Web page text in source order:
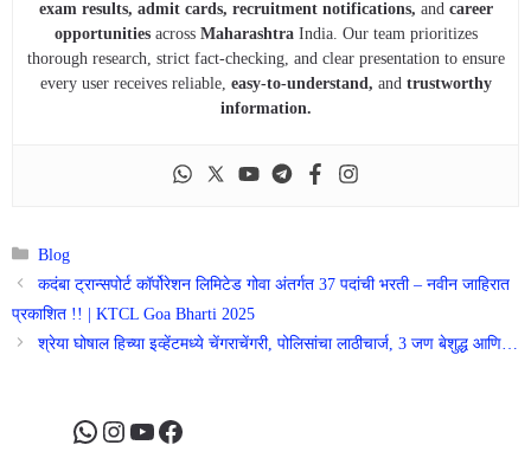
exam results, admit cards, recruitment notifications, and career
opportunitiesacross MaharashtraIndia. Our team prioritizes
thorough research, strict fact-checking, and clear presentation to ensure
every user receives reliable, easy-to-understand, and trustworthy
information.
Categories
Blog
कदंबा ट्रान्सपोर्ट कॉर्पोरेशन लिमिटेड गोवा अंतर्गत 37 पदांची भरती – नवीन जाहिरात
प्रकाशित !! | KTCL Goa Bharti 2025
श्रेया घोषाल हिच्या इव्हेंटमध्ये चेंगराचेंगरी, पोलिसांचा लाठीचार्ज, 3 जण बेशुद्ध आणि…
WhatsApp
Instagram
YouTube
Facebook